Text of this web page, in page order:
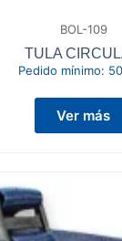
BOL-109
TULA
Pedido mínimo:
Ver más